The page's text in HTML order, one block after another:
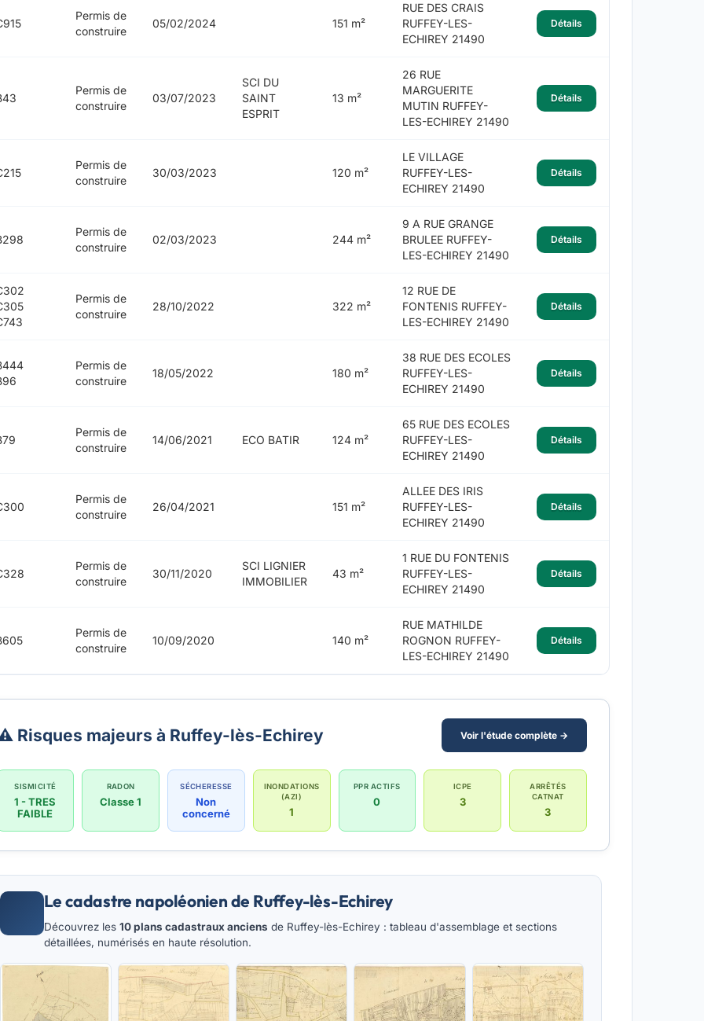
Permis de
construire
05/02/2024 151 m²
RUE DES CRAIS
RUFFEY-LES-
ECHIREY 21490
Détails
Permis de
construire
03/07/2023
SCI DU
SAINT
ESPRIT
13 m²
26 RUE
MARGUERITE
MUTIN RUFFEY-
LES-ECHIREY 21490
Détails
Permis de
construire
30/03/2023 120 m²
LE VILLAGE
RUFFEY-LES-
ECHIREY 21490
Détails
Permis de
construire
02/03/2023 244 m²
9 A RUE GRANGE
BRULEE RUFFEY-
LES-ECHIREY 21490
Détails
Permis de
construire
28/10/2022 322 m²
12 RUE DE
FONTENIS RUFFEY-
LES-ECHIREY 21490
Détails
Permis de
construire
18/05/2022 180 m²
38 RUE DES ECOLES
RUFFEY-LES-
ECHIREY 21490
Détails
Permis de
construire
14/06/2021 ECO BATIR 124 m²
65 RUE DES ECOLES
RUFFEY-LES-
ECHIREY 21490
Détails
Permis de
construire
26/04/2021 151 m²
ALLEE DES IRIS
RUFFEY-LES-
ECHIREY 21490
Détails
Permis de
construire
30/11/2020
SCI LIGNIER
IMMOBILIER
43 m²
1 RUE DU FONTENIS
RUFFEY-LES-
ECHIREY 21490
Détails
Permis de
construire
10/09/2020 140 m²
RUE MATHILDE
ROGNON RUFFEY-
LES-ECHIREY 21490
Détails
Risques majeurs à Ruffey-lès-Echirey Voir l'étude complète →
SISMICITÉ
1 - TRES
FAIBLE
RADON
Classe 1
SÉCHERESSE
Non
concerné
INONDATIONS
(AZI)
1
PPR ACTIFS
0
ICPE
3
ARRÊTÉS
CATNAT
3
Le cadastre napoléonien de Ruffey-lès-Echirey
Découvrez les 10 plans cadastraux anciens de Ruffey-lès-Echirey : tableau d'assemblage et sections
détaillées, numérisés en haute résolution.